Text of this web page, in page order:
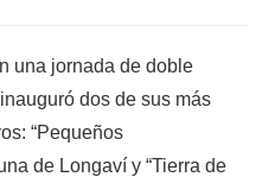
una jornada de doble
dos de sus más
“Pequeños
de Longaví y “Tierra de